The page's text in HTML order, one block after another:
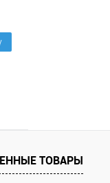
ТОВАРЫ